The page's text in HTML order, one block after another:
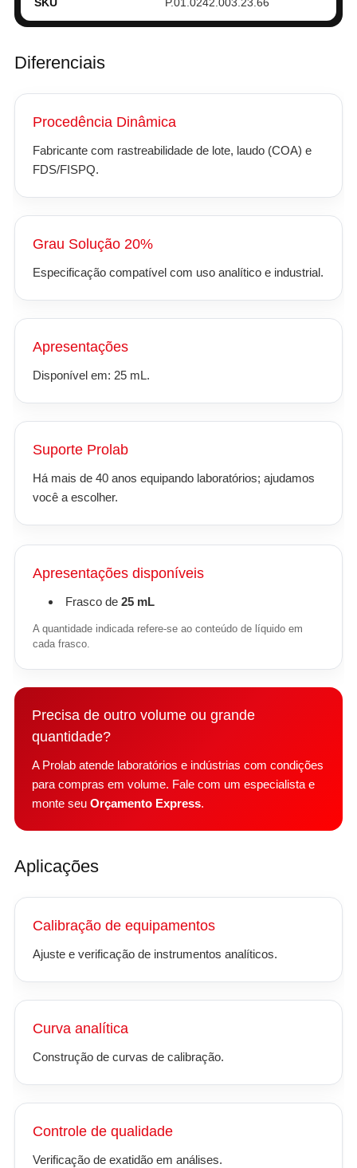
Diferenciais
Procedência Dinâmica
Fabricante com rastreabilidade de lote, laudo (COA) e
FDS/FISPQ.
Grau Solução 20%
Especificação compatível com uso analítico e industrial.
Apresentações
Disponível em: 25 mL.
Suporte Prolab
Há mais de 40 anos equipando laboratórios; ajudamos
você a escolher.
Apresentações disponíveis
Frasco de 25 mL
A quantidade indicada refere-se ao conteúdo de líquido em
cada frasco.
Precisa de outro volume ou grande
quantidade?
A Prolab atende laboratórios e indústrias com condições
para compras em volume. Fale com um especialista e
monte seu Orçamento Express.
Aplicações
Calibração de equipamentos
Ajuste e verificação de instrumentos analíticos.
Curva analítica
Construção de curvas de calibração.
Controle de qualidade
Verificação de exatidão em análises.